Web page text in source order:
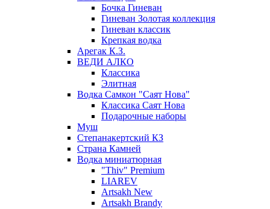
Бочка Гиневан
Гиневан Золотая коллекция
Гиневан классик
Крепкая водка
Арегак К.З.
ВЕДИ АЛКО
Классика
Элитная
Водка Самкон "Саят Нова"
Классика Саят Нова
Подарочные наборы
Муш
Степанакертский КЗ
Страна Камней
Водка миниатюрная
"Thiv" Premium
LIAREV
Artsakh New
Artsakh Brandy